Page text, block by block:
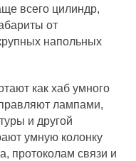
всего цилиндр,
от
напольных
как хаб умного
лампами,
и другой
умную колонку
протоколам связи и